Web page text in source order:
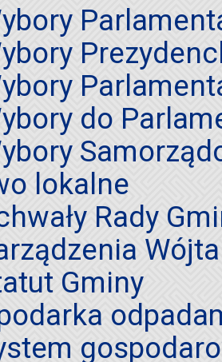
do
lokalne
Rady
Wójta
Gminy